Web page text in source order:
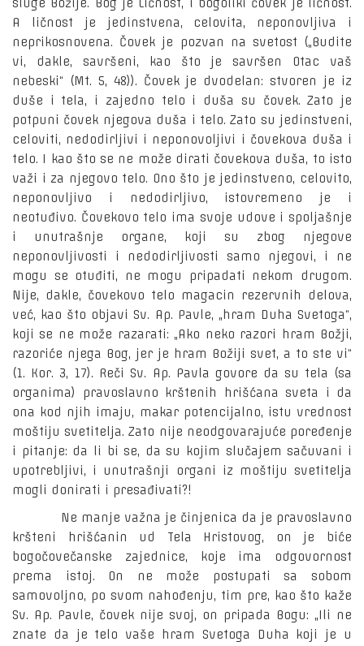
sluge Božije. Bog je Ličnost, i bogoliki čovek je ličnost.
A ličnost je jedinstvena, celovita, neponovljiva i
neprikosnovena. Čovek je pozvan na svetost („Budite
vi, dakle, savršeni, kao što je savršen Otac vaš
nebeski“ (Mt. 5, 48)). Čovek je dvodelan: stvoren je iz
duše i tela, i zajedno telo i duša su čovek. Zato je
potpuni čovek njegova duša i telo. Zato su jedinstveni,
celoviti, nedodirljivi i neponovoljivi i čovekova duša i
telo. I kao što se ne može dirati čovekova duša, to isto
važi i za njegovo telo. Ono što je jedinstveno, celovito,
neponovljivo i nedodirljivo, istovremeno je i
neotuđivo. Čovekovo telo ima svoje udove i spoljašnje
i unutrašnje organe, koji su zbog njegove
neponovljivosti i nedodirljivosti samo njegovi, i ne
mogu se otuđiti, ne mogu pripadati nekom drugom.
Nije, dakle, čovekovo telo magacin rezervnih delova,
već, kao što objavi Sv. Ap. Pavle, „hram Duha Svetoga“,
koji se ne može razarati: „Ako neko razori hram Božji,
razoriće njega Bog, jer je hram Božiji svet, a to ste vi“
(1. Kor. 3, 17). Reči Sv. Ap. Pavla govore da su tela (sa
organima) pravoslavno krštenih hrišćana sveta i da
ona kod njih imaju, makar potencijalno, istu vrednost
moštiju svetitelja. Zato nije neodgovarajuće poređenje
i pitanje: da li bi se, da su kojim slučajem sačuvani i
upotrebljivi, i unutrašnji organi iz moštiju svetitelja
mogli donirati i presađivati?!
Ne manje važna je činjenica da je pravoslavno
kršteni hrišćanin ud Tela Hristovog, on je biće
bogočovečanske zajednice, koje ima odgovornost
prema istoj. On ne može postupati sa sobom
samovoljno, po svom nahođenju, tim pre, kao što kaže
Sv. Ap. Pavle, čovek nije svoj, on pripada Bogu: „Ili ne
znate da je telo vaše hram Svetoga Duha koji je u